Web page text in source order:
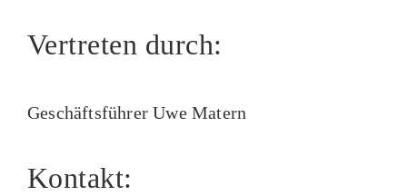
Vertreten durch:
Geschäftsführer Uwe Matern
Kontakt: